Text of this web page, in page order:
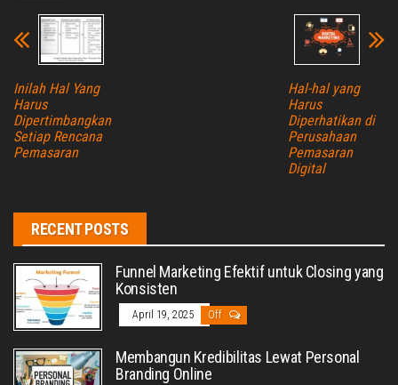
Inilah Hal Yang
Harus
Dipertimbangkan
Setiap Rencana
Pemasaran
Hal-hal yang
Harus
Diperhatikan di
Perusahaan
Pemasaran
Digital
RECENT POSTS
Funnel Marketing Efektif untuk Closing yang
Konsisten
April 19, 2025 Off
Membangun Kredibilitas Lewat Personal
Branding Online